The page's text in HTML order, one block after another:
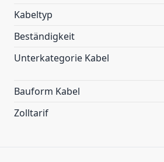
Kabeltyp
Beständigkeit
Unterkategorie Kabel
Bauform Kabel
Zolltarif